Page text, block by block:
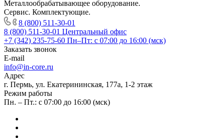
Металлообрабатывающее оборудование.
Сервис. Комплектующие.
8 (800) 511-30-01
8 (800) 511-30-01 Центральный офис
+7 (342) 235-75-60 Пн–Пт: с 07:00 до 16:00 (мск)
Заказать звонок
E-mail
info@in-core.ru
Адрес
г. Пермь, ул. ​Екатерининская, 177а, ​1-2 этаж
Режим работы
Пн. – Пт.: с 07:00 до 16:00 (мск)